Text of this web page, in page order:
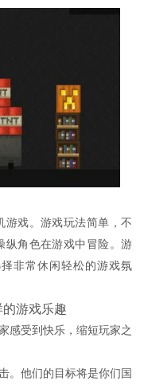
戏。游戏玩法简单，不
纵角色在游戏中冒险。游
非常休闲轻松的游戏氛
游戏乐趣
感受到快乐，缩短玩家之
。他们的目标将是你们国